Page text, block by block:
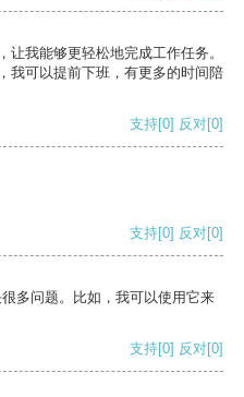
我能够更轻松地完成工作任务。
我可以提前下班，有更多的时间陪
支持[0] 反对[0]
支持[0] 反对[0]
多问题。比如，我可以使用它来
支持[0] 反对[0]